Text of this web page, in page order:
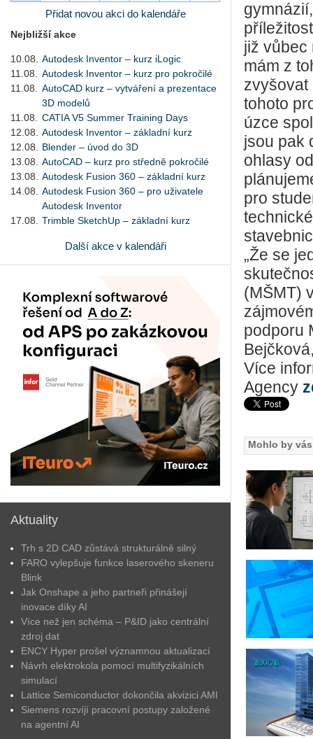
Přidat novou akci do kalendáře
Nejbližší akce
10.08.
Autodesk Inventor – kurz iLogic
11.08.
Autodesk Inventor – kurz pro pokročilé
11.08.
AutoCAD kurz – vytváření a prezentace
3D modelů
11.08.
CATIA V5 Summer Training Days
12.08.
Autodesk Inventor – základní kurz
12.08.
Blender – úvod do 3D
13.08.
AutoCAD – kurz pro středně pokročilé
13.08.
Autodesk Fusion 360 – základní kurz
14.08.
Autodesk Fusion 360 – pro uživatele
Autodesk Inventor
17.08.
Trimble SketchUp – základní kurz
Další akce v kalendáři
Aktuality
Trh s 2D CAD zůstává strukturálně silný
FARO vylepšuje funkce laserového skeneru
Blink
Jak Onshape a jeho partneři přinášejí
inovace díky AI
Více než jen schéma – P&ID jako centrální
zdroj dat
ENCY Hyper prošel významnou aktualizací
Návrh elektrokola pomocí multifyzikálních
simulací
Lattice Semiconductor dokončila akvizici AMI
Siemens rozvíjí pracovní postupy založené
na agentní AI
již vůbec
mám z
zvyšovat
tohoto
úzce
jsou pak
ohlasy
pro
„Že se
(MŠMT)
podporu
Více
Agency
Mohlo by